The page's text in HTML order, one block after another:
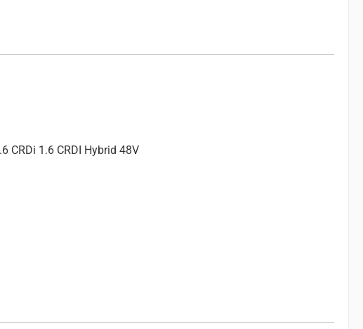
CRDi 1.6 CRDI Hybrid 48V